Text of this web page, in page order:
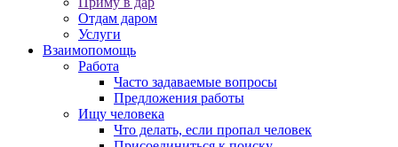
Отдам даром
Услуги
Взаимопомощь
Работа
Часто задаваемые вопросы
Предложения работы
Ищу человека
Что делать, если пропал человек